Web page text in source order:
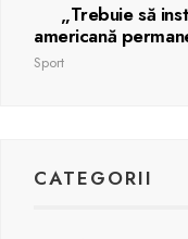
„Trebuie să
americană
Sport
CATEGORII